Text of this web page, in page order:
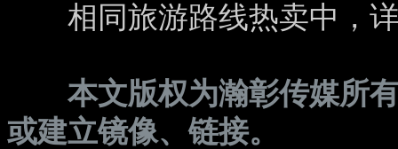
相同旅游路线热卖中，
本文版权为瀚彰传媒所
或建立镜像、链接。